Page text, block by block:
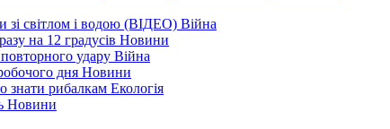
зі світлом і водою (ВІДЕО) Війна
на 12 градусів Новини
удару Війна
дня Новини
знати рибалкам Екологія
Новини